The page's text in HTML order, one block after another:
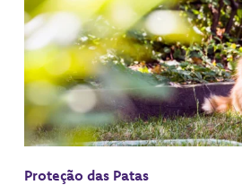
Proteção das Patas